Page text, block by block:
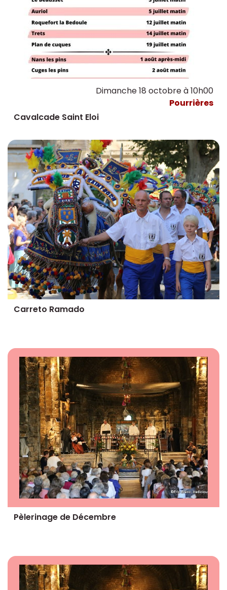
Dimanche 18 octobre à 10h00
Pourrières
Cavalcade Saint Eloi
Carreto Ramado
Pèlerinage de Décembre